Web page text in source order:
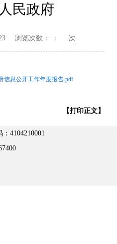
民政府
浏览次数： ： 次
信息公开工作年度报告.pdf
【打印正文】
4104210001